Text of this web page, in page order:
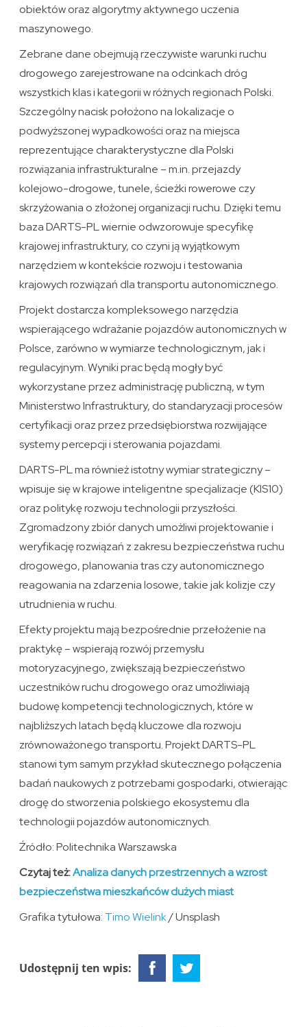
obiektów oraz algorytmy aktywnego uczenia
maszynowego.
Zebrane dane obejmują rzeczywiste warunki ruchu
drogowego zarejestrowane na odcinkach dróg
wszystkich klas i kategorii w różnych regionach Polski.
Szczególny nacisk położono na lokalizacje o
podwyższonej wypadkowości oraz na miejsca
reprezentujące charakterystyczne dla Polski
rozwiązania infrastrukturalne – m.in. przejazdy
kolejowo-drogowe, tunele, ścieżki rowerowe czy
skrzyżowania o złożonej organizacji ruchu. Dzięki temu
baza DARTS-PL wiernie odwzorowuje specyfikę
krajowej infrastruktury, co czyni ją wyjątkowym
narzędziem w kontekście rozwoju i testowania
krajowych rozwiązań dla transportu autonomicznego.
Projekt dostarcza kompleksowego narzędzia
wspierającego wdrażanie pojazdów autonomicznych w
Polsce, zarówno w wymiarze technologicznym, jak i
regulacyjnym. Wyniki prac będą mogły być
wykorzystane przez administrację publiczną, w tym
Ministerstwo Infrastruktury, do standaryzacji procesów
certyfikacji oraz przez przedsiębiorstwa rozwijające
systemy percepcji i sterowania pojazdami.
DARTS-PL ma również istotny wymiar strategiczny –
wpisuje się w krajowe inteligentne specjalizacje (KIS10)
oraz politykę rozwoju technologii przyszłości.
Zgromadzony zbiór danych umożliwi projektowanie i
weryfikację rozwiązań z zakresu bezpieczeństwa ruchu
drogowego, planowania tras czy autonomicznego
reagowania na zdarzenia losowe, takie jak kolizje czy
utrudnienia w ruchu.
Efekty projektu mają bezpośrednie przełożenie na
praktykę – wspierają rozwój przemysłu
motoryzacyjnego, zwiększają bezpieczeństwo
uczestników ruchu drogowego oraz umożliwiają
budowę kompetencji technologicznych, które w
najbliższych latach będą kluczowe dla rozwoju
zrównoważonego transportu. Projekt DARTS-PL
stanowi tym samym przykład skutecznego połączenia
badań naukowych z potrzebami gospodarki, otwierając
drogę do stworzenia polskiego ekosystemu dla
technologii pojazdów autonomicznych.
Źródło: Politechnika Warszawska
Czytaj też:Analiza danych przestrzennych a wzrost
bezpieczeństwa mieszkańców dużych miast
Grafika tytułowa: Timo Wielink/ Unsplash
Udostępnij ten wpis: